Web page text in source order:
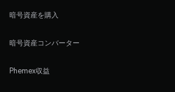
暗号資産を購入
暗号資産コンバーター
Phemex収益